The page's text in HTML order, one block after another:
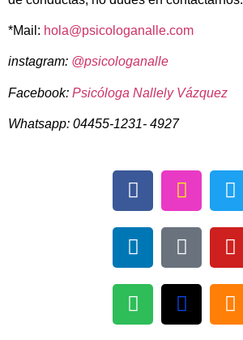
*Mail: hola@psicologanalle.com
instagram: @psicologanalle
Facebook: Psicóloga Nallely Vázquez
Whatsapp: 04455-1231- 4927